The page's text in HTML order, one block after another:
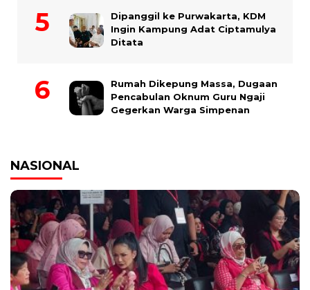
Dipanggil ke Purwakarta, KDM
Ingin Kampung Adat Ciptamulya
Ditata
Rumah Dikepung Massa, Dugaan
Pencabulan Oknum Guru Ngaji
Gegerkan Warga Simpenan
NASIONAL